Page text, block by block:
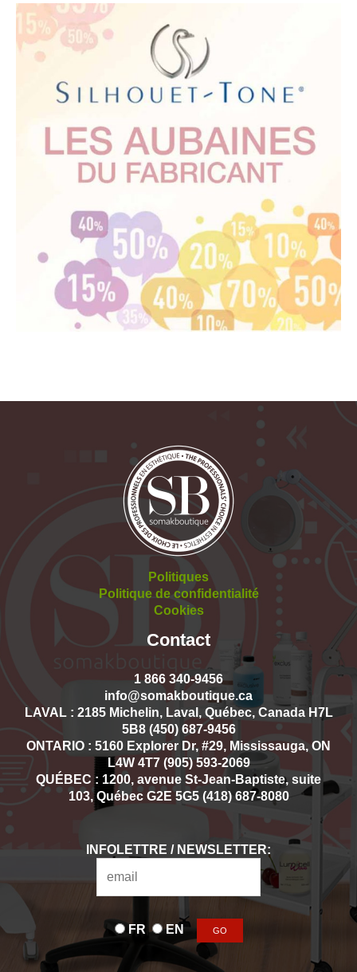
Politiques
Politique de confidentialité
Cookies
Contact
1 866 340-9456
info@somakboutique.ca
LAVAL : 2185 Michelin, Laval, Québec, Canada H7L
5B8 (450) 687-9456
ONTARIO : 5160 Explorer Dr, #29, Mississauga, ON
L4W 4T7 (905) 593-2069
QUÉBEC : 1200, avenue St-Jean-Baptiste, suite
103, Québec G2E 5G5 (418) 687-8080
INFOLETTRE / NEWSLETTER:
FR EN